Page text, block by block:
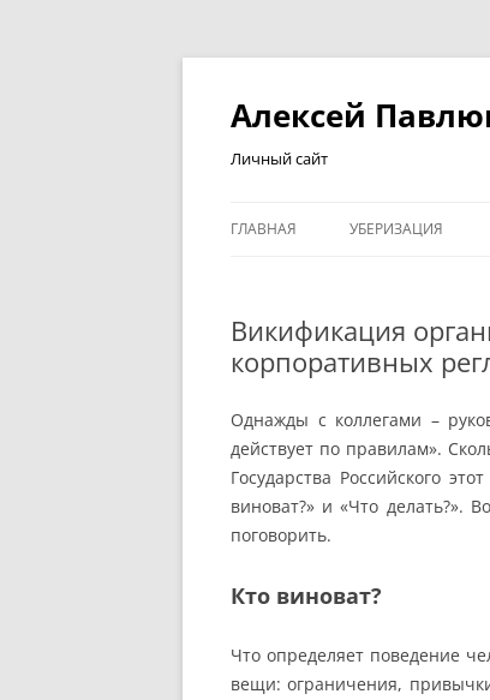
Перейти
Алексей
Личный сайт
ГЛАВНАЯ УБЕРИЗАЦИЯ
Викификация
корпоративных
Однажды с коллегами –
действует по правилам».
Государства Российского
виноват?» и «Что делать?».
поговорить.
Кто виноват?
Что определяет поведение
вещи: ограничения,